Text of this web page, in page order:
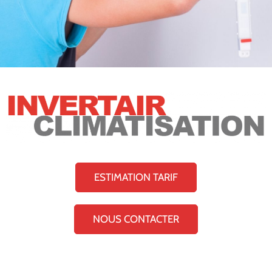
ESTIMATION TARIF
NOUS CONTACTER